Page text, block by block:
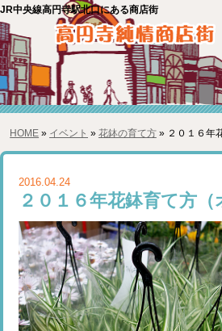
JR中央線高円寺駅北口にある商店街
HOME » イベント » 花鉢の育て方» ２０１６年
2016.04.24
２０１６年花鉢育て方